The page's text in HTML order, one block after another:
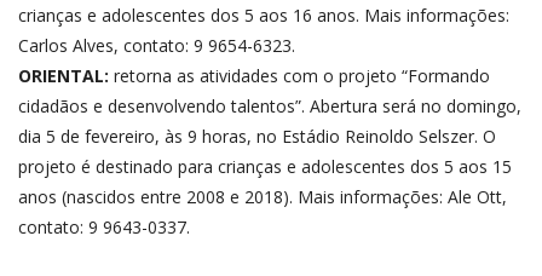
crianças e adolescentes dos 5 aos 16 anos. Mais informações:
Carlos Alves, contato: 9 9654-6323.
ORIENTAL: retorna as atividades com o projeto “Formando
cidadãos e desenvolvendo talentos”. Abertura será no domingo,
dia 5 de fevereiro, às 9 horas, no Estádio Reinoldo Selszer. O
projeto é destinado para crianças e adolescentes dos 5 aos 15
anos (nascidos entre 2008 e 2018). Mais informações: Ale Ott,
contato: 9 9643-0337.